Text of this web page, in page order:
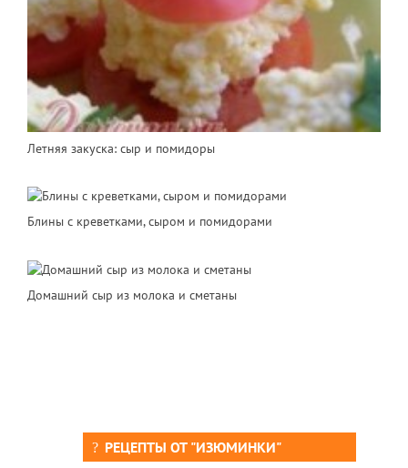
Летняя закуска: сыр и помидоры
Блины с креветками, сыром и помидорами
Домашний сыр из молока и сметаны
РЕЦЕПТЫ ОТ "ИЗЮМИНКИ"